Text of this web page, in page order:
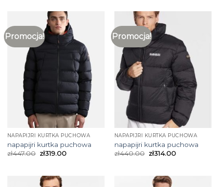
Promocja!
NAPAPIJRI KURTKA PUCHOWA
napapijri kurtka puchowa
zł447.00 zł319.00
Promocja!
NAPAPIJRI KURTKA PUCHOWA
napapijri kurtka puchowa
zł440.00 zł314.00